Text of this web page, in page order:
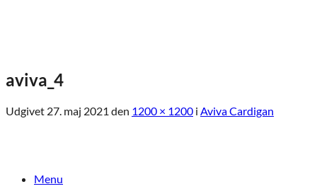
Menu
aviva_4
Udgivet 27. maj 2021 den 1200 × 1200 i Aviva Cardigan